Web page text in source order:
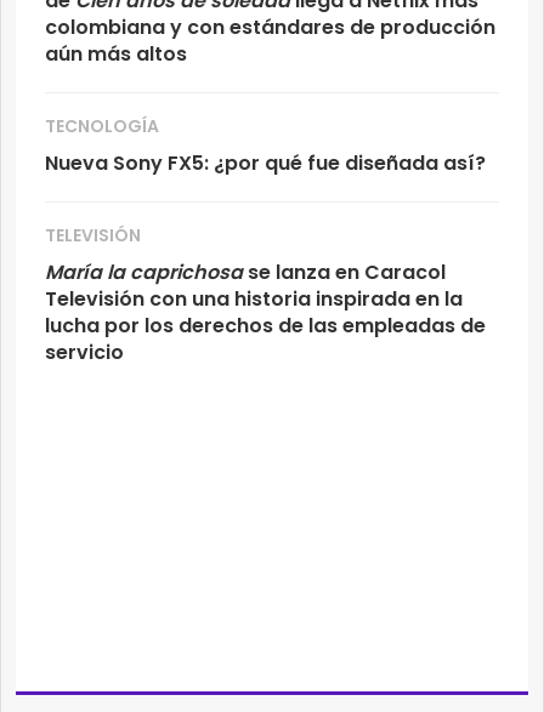
colombiana y con estándares de producción
aún más altos
TECNOLOGÍA
Nueva Sony FX5: ¿por qué fue diseñada así?
TELEVISIÓN
María la caprichosase lanza en Caracol
Televisión con una historia inspirada en la
lucha por los derechos de las empleadas de
servicio